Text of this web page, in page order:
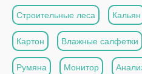
Строительные леса Кальян
Картон Влажные салфетки
Румяна Монитор